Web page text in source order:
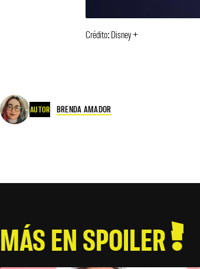
Crédito: Disney +
AUTOR BRENDA AMADOR
MÁS EN SPOILER